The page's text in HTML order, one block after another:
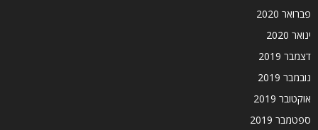
פברואר 2020
ינואר 2020
דצמבר 2019
נובמבר 2019
אוקטובר 2019
ספטמבר 2019